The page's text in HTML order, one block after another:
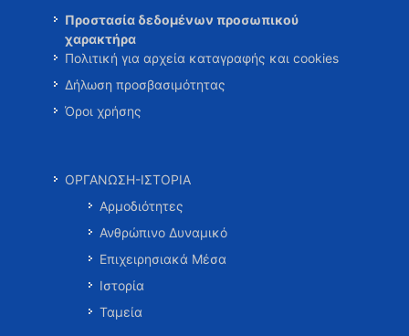
Προστασία δεδομένων προσωπικού
χαρακτήρα
Πολιτική για αρχεία καταγραφής και cookies
Δήλωση προσβασιμότητας
Όροι χρήσης
ΟΡΓΑΝΩΣΗ-ΙΣΤΟΡΙΑ
Αρμοδιότητες
Ανθρώπινο Δυναμικό
Επιχειρησιακά Μέσα
Ιστορία
Ταμεία